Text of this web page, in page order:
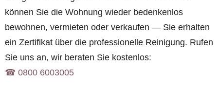
können Sie die Wohnung wieder bedenkenlos
bewohnen, vermieten oder verkaufen — Sie erhalten
ein Zertifikat über die professionelle Reinigung. Rufen
Sie uns an, wir beraten Sie kostenlos:
☎︎ 0800 6003005